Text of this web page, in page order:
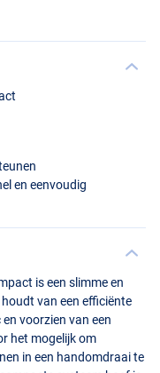
en eenvoudig
is een slimme en
van een efficiënte
voorzien van een
het mogelijk om
in een handomdraai te